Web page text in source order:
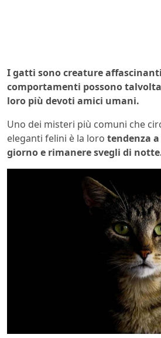
I gatti sono creature
comportamenti possono
loro più devoti amici umani.
Uno dei misteri più comuni che
eleganti felini è la loro tendenza
giorno e rimanere svegli di